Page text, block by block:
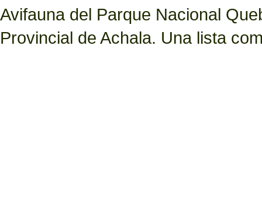
Avifauna del Parque Nacional
Provincial de Achala. Una lista